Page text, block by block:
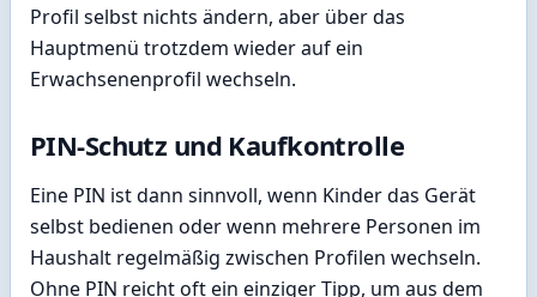
Profil selbst nichts ändern, aber über das
Hauptmenü trotzdem wieder auf ein
Erwachsenenprofil wechseln.
PIN-Schutz und Kaufkontrolle
Eine PIN ist dann sinnvoll, wenn Kinder das Gerät
selbst bedienen oder wenn mehrere Personen im
Haushalt regelmäßig zwischen Profilen wechseln.
Ohne PIN reicht oft ein einziger Tipp, um aus dem